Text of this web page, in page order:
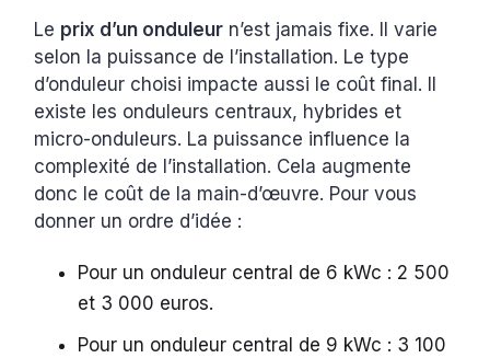
Le prix d’un onduleur n’est jamais fixe. Il varie
selon la puissance de l’installation. Le type
d’onduleur choisi impacte aussi le coût final. Il
existe les onduleurs centraux, hybrides et
micro-onduleurs. La puissance influence la
complexité de l’installation. Cela augmente
donc le coût de la main-d’œuvre. Pour vous
donner un ordre d’idée :
Pour un onduleur central de 6 kWc : 2 500
et 3 000 euros.
Pour un onduleur central de 9 kWc : 3 100